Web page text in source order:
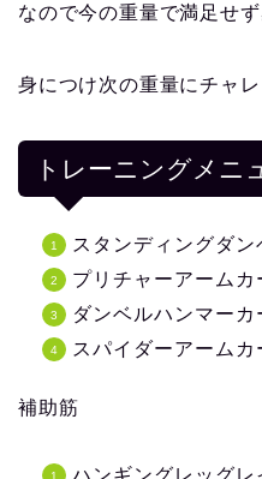
なので今の重量で満足せ
身につけ次の重量にチャ
トレーニングメニ
スタンディングダ
プリチャーアームカ
ダンベルハンマー
スパイダーアーム
補助筋
ハンギングレッグ